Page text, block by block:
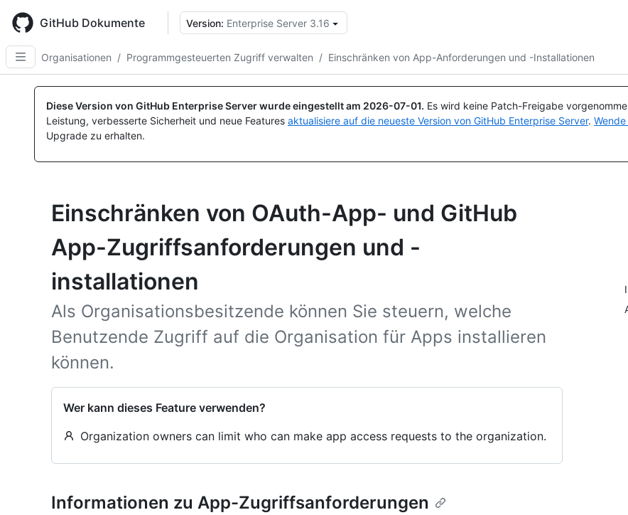
main
content
GitHub Dokumente Version: Enterprise Server 3.16
Organisationen / Programmgesteuerten Zugriff verwalten / Einschränken von App-Anforderungen und -Installationen
Diese Version von GitHub Enterprise Server wurde eingestellt am 2026-07-01. Es wird keine Patch-Freigabe
Leistung, verbesserte Sicherheit und neue Features aktualisiere auf die neueste Version von GitHub Enterprise Server.
Upgrade zu erhalten.
Einschränken von OAuth-App- und GitHub
App-Zugriffsanforderungen und -
installationen
Als Organisationsbesitzende können Sie steuern, welche
Benutzende Zugriff auf die Organisation für Apps installieren
können.
Wer kann dieses Feature verwenden?
Organization owners can limit who can make app access requests to the organization.
Informationen zu App-Zugriffsanforderungen